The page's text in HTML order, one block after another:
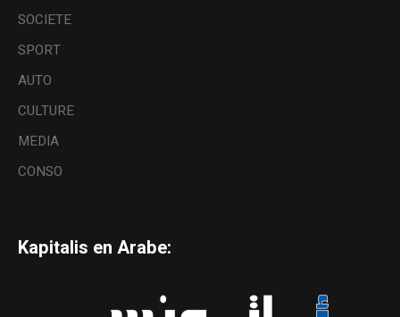
SOCIETE
SPORT
AUTO
CULTURE
MEDIA
CONSO
Kapitalis en Arabe: